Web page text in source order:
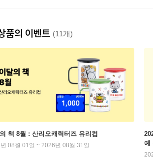
품의 이벤트 (11개)
책 8월 : 산리오캐릭터즈 유리컵
08월 01일 ~ 2026년 08월 31일
예